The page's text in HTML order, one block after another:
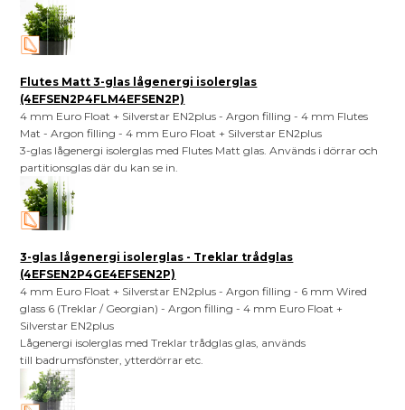
Flutes Matt 3-glas lågenergi isolerglas
(4EFSEN2P4FLM4EFSEN2P)
4 mm Euro Float + Silverstar EN2plus - Argon filling - 4 mm Flutes
Mat - Argon filling - 4 mm Euro Float + Silverstar EN2plus
3-glas lågenergi isolerglas med Flutes Matt glas. Används i dörrar och
partitionsglas där du kan se in.
3-glas lågenergi isolerglas - Treklar trådglas
(4EFSEN2P4GE4EFSEN2P)
4 mm Euro Float + Silverstar EN2plus - Argon filling - 6 mm Wired
glass 6 (Treklar / Georgian) - Argon filling - 4 mm Euro Float +
Silverstar EN2plus
Lågenergi isolerglas med Treklar trådglas glas, används
till badrumsfönster, ytterdörrar etc.